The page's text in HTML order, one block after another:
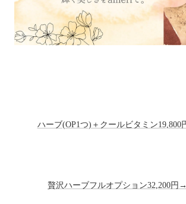
ハーブ(OP1つ)＋クールビタミン19,800
贅沢ハーブフルオプション32,200円